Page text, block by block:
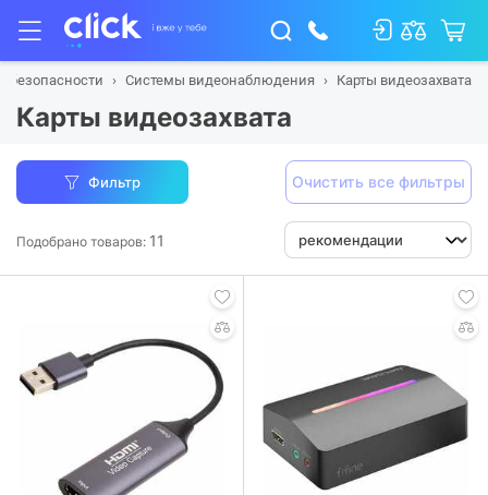
безопасности Системы видеонаблюдения Карты видеозахвата
Карты видеозахвата
Фильтр Очистить все фильтры
Подобрано товаров: 11